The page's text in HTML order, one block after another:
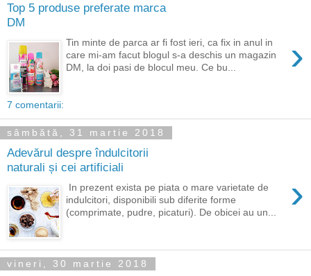
Top 5 produse preferate marca
DM
›
Tin minte de parca ar fi fost ieri, ca fix in anul in
care mi-am facut blogul s-a deschis un magazin
DM, la doi pasi de blocul meu. Ce bu...
7 comentarii:
sâmbătă, 31 martie 2018
Adevărul despre îndulcitorii
naturali și cei artificiali
›
In prezent exista pe piata o mare varietate de
indulcitori, disponibili sub diferite forme
(comprimate, pudre, picaturi). De obicei au un...
vineri, 30 martie 2018